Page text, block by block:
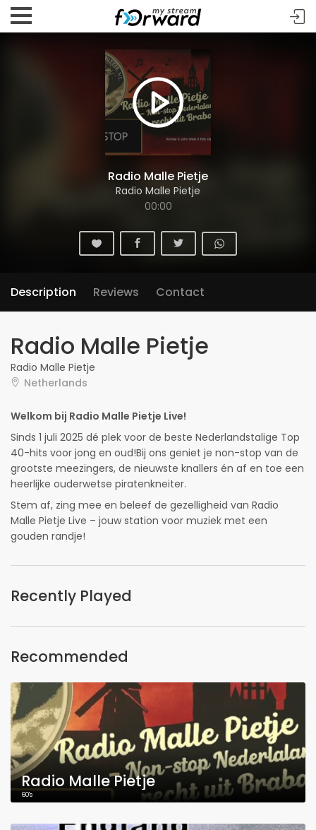
Radio Malle Pietje
Radio Malle Pietje
00:00
Description Reviews Contact
Radio Malle Pietje
Radio Malle Pietje
Netherlands
Welkom bij Radio Malle Pietje Live!
Sinds 1 juli 2025 dé plek voor de beste Nederlandstalige Top
40-hits voor jong en oud!Bij ons geniet je non-stop van de
grootste meezingers, de nieuwste knallers én af en toe een
heerlijke ouderwetse piratenkneiter.
Stem af, zing mee en beleef de gezelligheid van Radio
Malle Pietje Live – jouw station voor muziek met een
gouden randje!
Recently Played
Recommended
Radio Malle Pietje
60's